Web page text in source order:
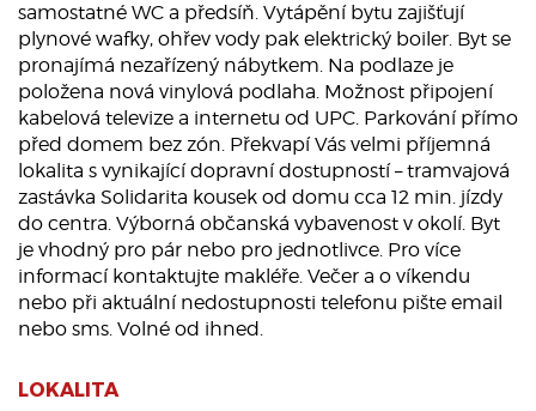
samostatné WC a předsíň. Vytápění bytu zajišťují
plynové wafky, ohřev vody pak elektrický boiler. Byt se
pronajímá nezařízený nábytkem. Na podlaze je
položena nová vinylová podlaha. Možnost připojení
kabelová televize a internetu od UPC. Parkování přímo
před domem bez zón. Překvapí Vás velmi příjemná
lokalita s vynikající dopravní dostupností – tramvajová
zastávka Solidarita kousek od domu cca 12 min. jízdy
do centra. Výborná občanská vybavenost v okolí. Byt
je vhodný pro pár nebo pro jednotlivce. Pro více
informací kontaktujte makléře. Večer a o víkendu
nebo při aktuální nedostupnosti telefonu pište email
nebo sms. Volné od ihned.
LOKALITA